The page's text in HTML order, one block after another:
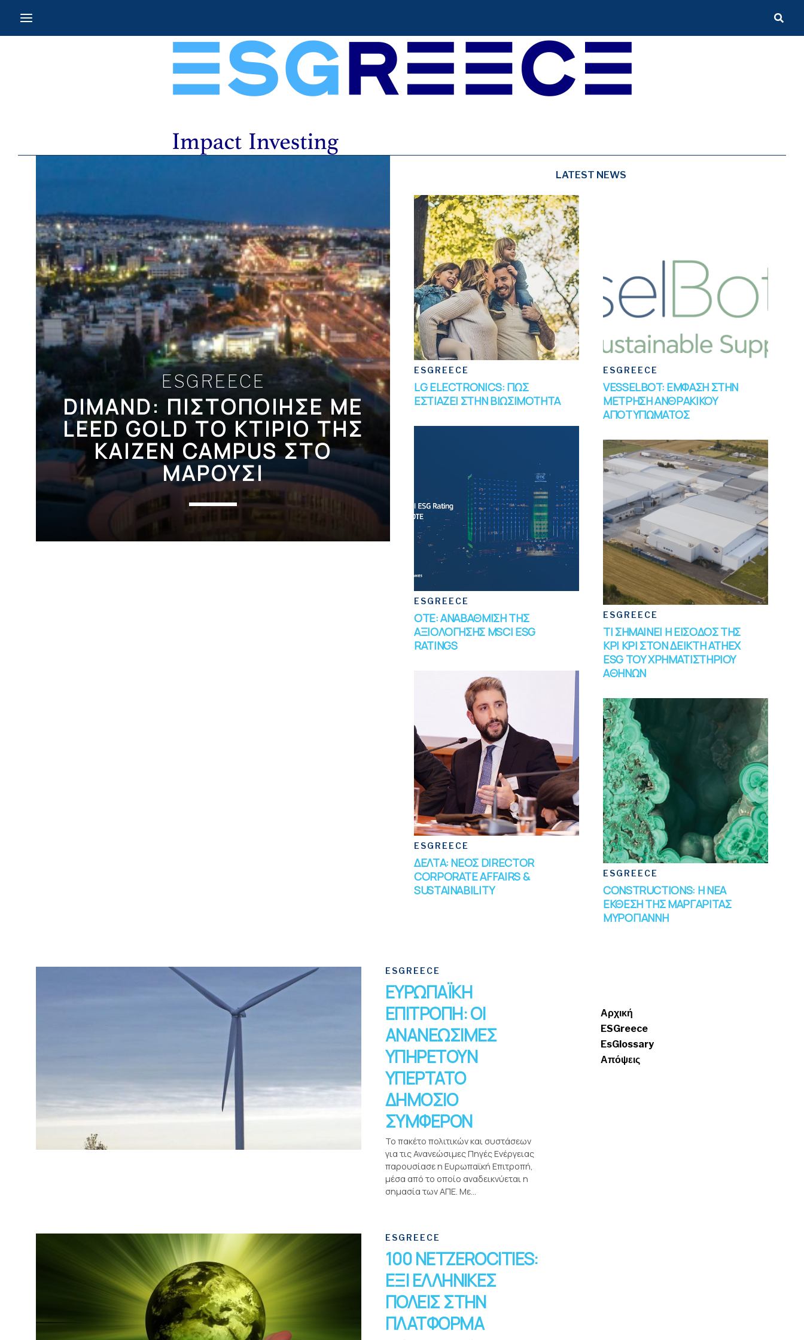
ESGREECE
DIMAND: ΠΙΣΤΟΠΟΙΗΣΕ ΜΕ
LEED GOLD ΤΟ ΚΤΙΡΙΟ ΤΗΣ
KAIZEN CAMPUS ΣΤΟ
ΜΑΡΟΥΣΙ
ESGREECE
LG ELECTRONICS: ΠΩΣ
ΕΣΤΙΑΖΕΙ ΣΤΗΝ ΒΙΩΣΙΜΟΤΗΤΑ
ESGREECE
VESSELBOT: ΕΜΦΑΣΗ ΣΤΗΝ
ΜΕΤΡΗΣΗ ΑΝΘΡΑΚΙΚΟΥ
ΑΠΟΤΥΠΩΜΑΤΟΣ
ESGREECE
ΟΤΕ: ΑΝΑΒΑΘΜΙΣΗ ΤΗΣ
ΑΞΙΟΛΟΓΗΣΗΣ MSCI ESG
RATINGS
ESGREECE
ΤΙ ΣΗΜΑΙΝΕΙ Η ΕΙΣΟΔΟΣ ΤΗΣ
ΚΡΙ ΚΡΙ ΣΤΟΝ ΔΕΙΚΤΗ ATHEX
ESG ΤΟΥ ΧΡΗΜΑΤΙΣΤΗΡΙΟΥ
ΑΘΗΝΩΝ
ESGREECE
ΔΕΛΤΑ: ΝΕΟΣ DIRECTOR
CORPORATE AFFAIRS &
SUSTAINABILITY
ESGREECE
CONSTRUCTIONS: Η ΝΕΑ
ΕΚΘΕΣΗ ΤΗΣ ΜΑΡΓΑΡΙΤΑΣ
ΜΥΡΟΓΙΑΝΝΗ
ESGREECE
ΕΥΡΩΠΑΪΚΗ
ΕΠΙΤΡΟΠΗ: ΟΙ
ΑΝΑΝΕΩΣΙΜΕΣ
ΥΠΗΡΕΤΟΥΝ
ΥΠΕΡΤΑΤΟ
ΔΗΜΟΣΙΟ
ΣΥΜΦΕΡΟΝ
Το πακέτο πολιτικών και συστάσεων
για τις Ανανεώσιμες Πηγές Ενέργειας
παρουσίασε η Ευρωπαϊκή Επιτροπή,
μέσα από το οποίο αναδεικνύεται η
σημασία των ΑΠΕ. Με...
ESGREECE
100 NETZEROCITIES:
ΕΞΙ ΕΛΛΗΝΙΚΕΣ
ΠΟΛΕΙΣ ΣΤΗΝ
ΠΛΑΤΦΟΡΜΑ
Αρχική
ESGreece
EsGlossary
Απόψεις